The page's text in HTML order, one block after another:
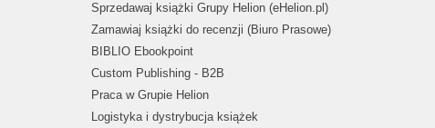
Sprzedawaj książki Grupy Helion (eHelion.pl)
Zamawiaj książki do recenzji (Biuro Prasowe)
BIBLIO Ebookpoint
Custom Publishing - B2B
Praca w Grupie Helion
Logistyka i dystrybucja książek